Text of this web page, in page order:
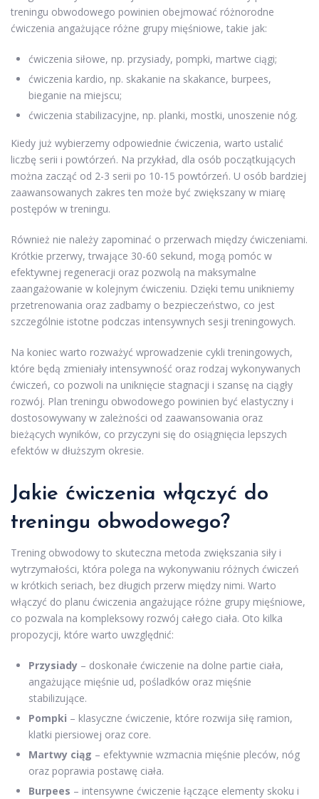
treningu obwodowego powinien obejmować różnorodne
ćwiczenia angażujące różne grupy mięśniowe, takie jak:
ćwiczenia siłowe, np. przysiady, pompki, martwe ciągi;
ćwiczenia kardio, np. skakanie na skakance, burpees,
bieganie na miejscu;
ćwiczenia stabilizacyjne, np. planki, mostki, unoszenie nóg.
Kiedy już wybierzemy odpowiednie ćwiczenia, warto ustalić
liczbę serii i powtórzeń. Na przykład, dla osób początkujących
można zacząć od 2-3 serii po 10-15 powtórzeń. U osób bardziej
zaawansowanych zakres ten może być zwiększany w miarę
postępów w treningu.
Również nie należy zapominać o przerwach między ćwiczeniami.
Krótkie przerwy, trwające 30-60 sekund, mogą pomóc w
efektywnej regeneracji oraz pozwolą na maksymalne
zaangażowanie w kolejnym ćwiczeniu. Dzięki temu unikniemy
przetrenowania oraz zadbamy o bezpieczeństwo, co jest
szczególnie istotne podczas intensywnych sesji treningowych.
Na koniec warto rozważyć wprowadzenie cykli treningowych,
które będą zmieniały intensywność oraz rodzaj wykonywanych
ćwiczeń, co pozwoli na uniknięcie stagnacji i szansę na ciągły
rozwój. Plan treningu obwodowego powinien być elastyczny i
dostosowywany w zależności od zaawansowania oraz
bieżących wyników, co przyczyni się do osiągnięcia lepszych
efektów w dłuższym okresie.
Jakie ćwiczenia włączyć do
treningu obwodowego?
Trening obwodowy to skuteczna metoda zwiększania siły i
wytrzymałości, która polega na wykonywaniu różnych ćwiczeń
w krótkich seriach, bez długich przerw między nimi. Warto
włączyć do planu ćwiczenia angażujące różne grupy mięśniowe,
co pozwala na kompleksowy rozwój całego ciała. Oto kilka
propozycji, które warto uwzględnić:
Przysiady – doskonałe ćwiczenie na dolne partie ciała,
angażujące mięśnie ud, pośladków oraz mięśnie
stabilizujące.
Pompki – klasyczne ćwiczenie, które rozwija siłę ramion,
klatki piersiowej oraz core.
Martwy ciąg – efektywnie wzmacnia mięśnie pleców, nóg
oraz poprawia postawę ciała.
Burpees – intensywne ćwiczenie łączące elementy skoku i